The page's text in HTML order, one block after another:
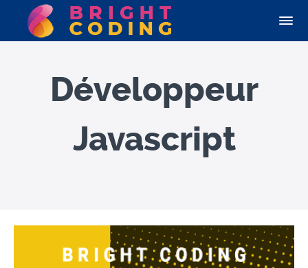
Développeur
Javascript